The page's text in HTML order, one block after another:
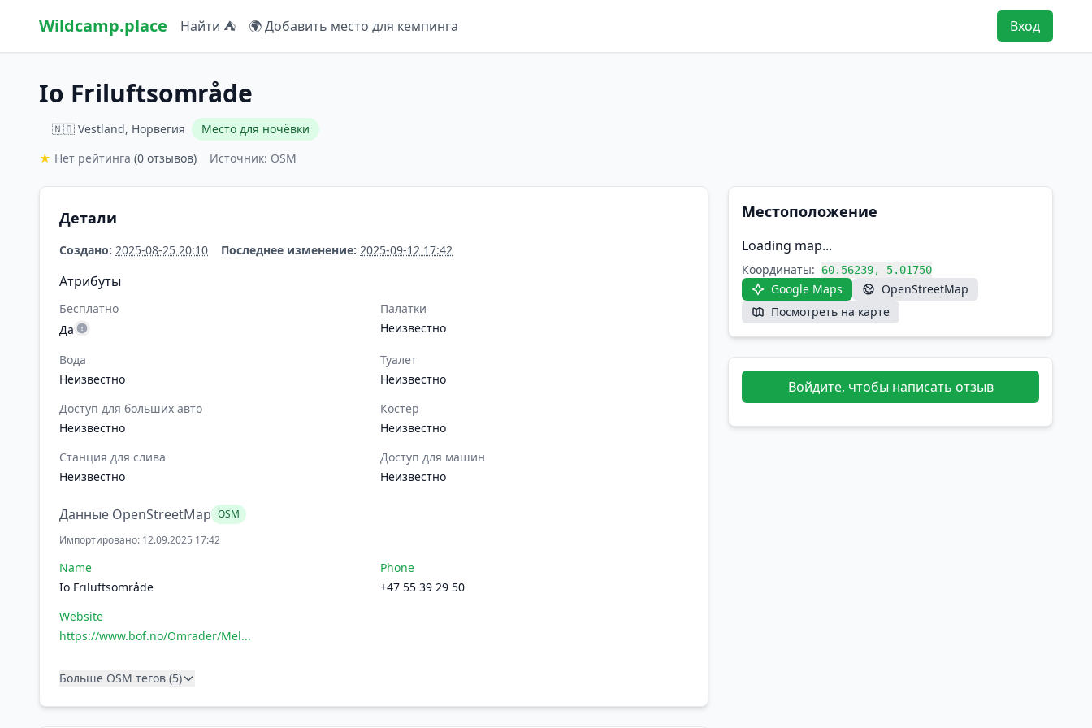
Wildcamp.place Найти ⛺ 🌍 Добавить место для кемпинга Вход
Io Friluftsområde
🇳🇴 Vestland, Норвегия
Место для ночёвки
★ Нет рейтинга (0 отзывов) Источник: OSM
Детали
Создано: 2025-08-25 20:10 Последнее изменение: 2025-09-12 17:42
Атрибуты
Бесплатно
Да
Палатки
Неизвестно
Вода
Неизвестно
Туалет
Неизвестно
Доступ для больших авто
Неизвестно
Костер
Неизвестно
Станция для слива
Неизвестно
Доступ для машин
Неизвестно
Данные OpenStreetMap OSM
Импортировано: 12.09.2025 17:42
Name
Io Friluftsområde
Phone
+47 55 39 29 50
Website
https://www.bof.no/Omrader/Mel...
Больше OSM тегов (5)
Местоположение
Loading map...
Координаты: 60.56239, 5.01750
Google Maps
OpenStreetMap
Посмотреть на карте
Войдите, чтобы написать отзыв